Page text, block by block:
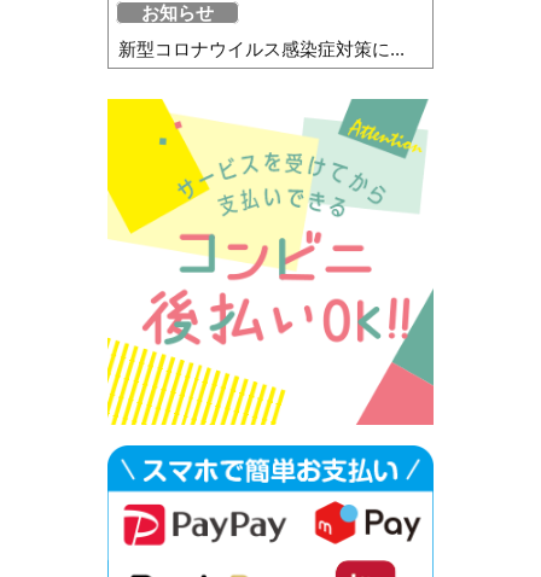
お知らせ
新型コロナウイルス感染症対策に...